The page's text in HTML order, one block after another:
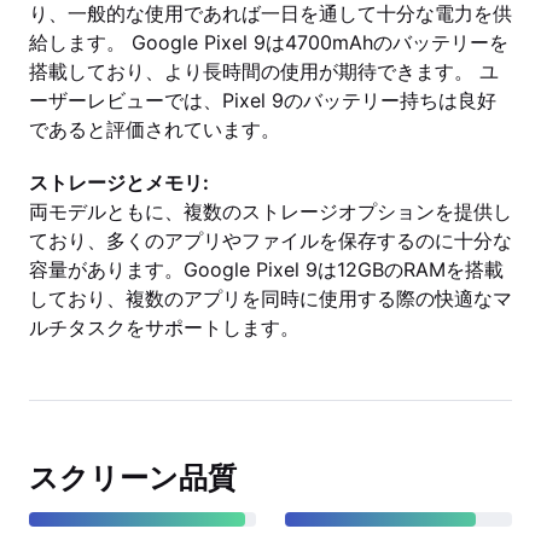
り、一般的な使用であれば一日を通して十分な電力を供
給します。 Google Pixel 9は4700mAhのバッテリーを
搭載しており、より長時間の使用が期待できます。 ユ
ーザーレビューでは、Pixel 9のバッテリー持ちは良好
であると評価されています。
ストレージとメモリ:
両モデルともに、複数のストレージオプションを提供し
ており、多くのアプリやファイルを保存するのに十分な
容量があります。Google Pixel 9は12GBのRAMを搭載
しており、複数のアプリを同時に使用する際の快適なマ
ルチタスクをサポートします。
スクリーン品質